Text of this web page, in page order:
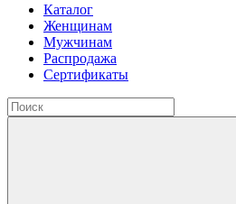
Каталог
Женщинам
Мужчинам
Распродажа
Сертификаты